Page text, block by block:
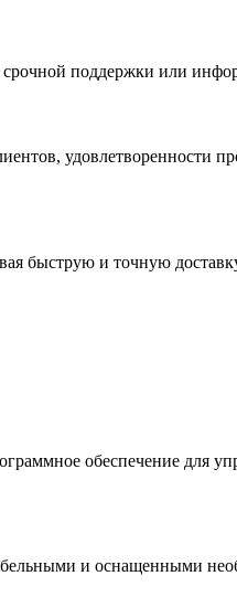
поддержки или
удовлетворенности
быструю и точную
обеспечение для
и оснащенными